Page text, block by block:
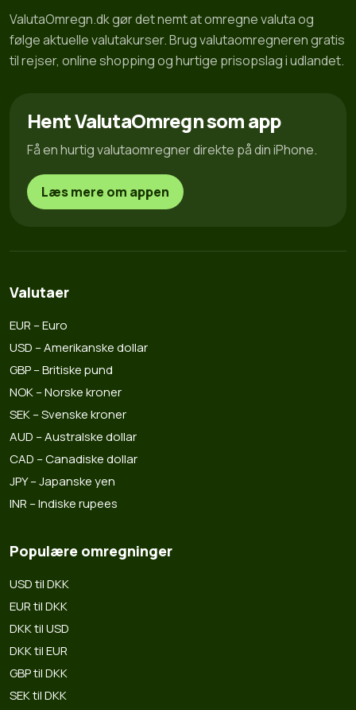
ValutaOmregn.dk gør det nemt at omregne valuta og
følge aktuelle valutakurser. Brug valutaomregneren gratis
til rejser, online shopping og hurtige prisopslag i udlandet.
Hent ValutaOmregn som app
Få en hurtig valutaomregner direkte på din iPhone.
Læs mere om appen
Valutaer
EUR – Euro
USD – Amerikanske dollar
GBP – Britiske pund
NOK – Norske kroner
SEK – Svenske kroner
AUD – Australske dollar
CAD – Canadiske dollar
JPY – Japanske yen
INR – Indiske rupees
Populære omregninger
USD til DKK
EUR til DKK
DKK til USD
DKK til EUR
GBP til DKK
SEK til DKK